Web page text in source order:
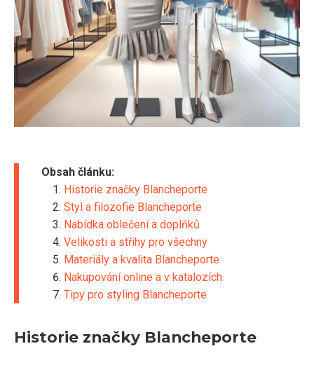
Obsah článku:
Historie značky Blancheporte
Styl a filozofie Blancheporte
Nabídka oblečení a doplňků
Velikosti a střihy pro všechny
Materiály a kvalita Blancheporte
Nakupování online a v katalozích
Tipy pro styling Blancheporte
Historie značky Blancheporte